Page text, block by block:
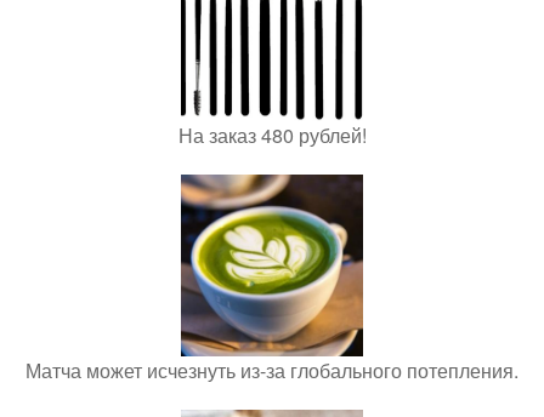
На заказ 480 рублей!
Матча может исчезнуть из-за глобального потепления.